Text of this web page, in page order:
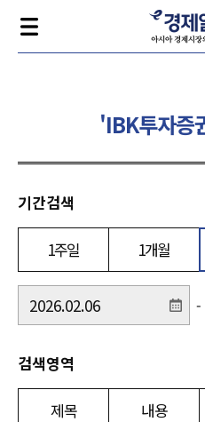
'IBK투자증
기간검색
1주일 1개월
-
검색영역
제목 내용